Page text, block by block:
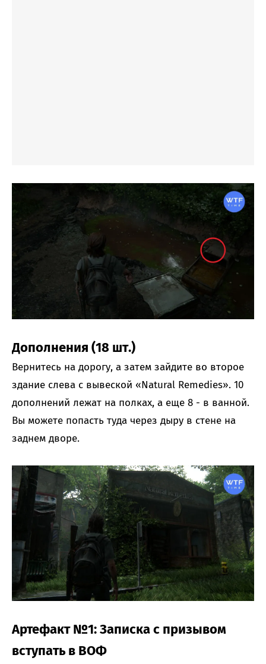
Дополнения (18 шт.)
Вернитесь на дорогу, а затем зайдите во второе
здание слева с вывеской «Natural Remedies». 10
дополнений лежат на полках, а еще 8 - в ванной.
Вы можете попасть туда через дыру в стене на
заднем дворе.
Артефакт №1: Записка с призывом
вступать в ВОФ